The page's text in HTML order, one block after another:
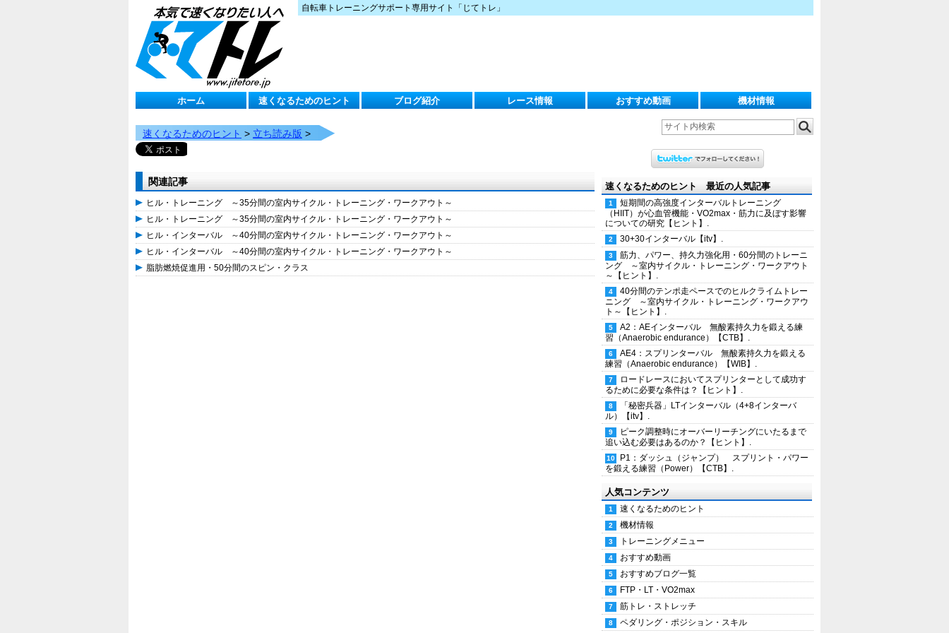
自転車トレーニングサポート専用サイト「じてトレ」
ホーム 速くなるためのヒント ブログ紹介 レース情報 おすすめ動画 機材情報
速くなるためのヒント > 立ち読み版 >
関連記事
ヒル・トレーニング ～35分間の室内サイクル・トレーニング・ワークアウト～
ヒル・トレーニング ～35分間の室内サイクル・トレーニング・ワークアウト～
ヒル・インターバル ～40分間の室内サイクル・トレーニング・ワークアウト～
ヒル・インターバル ～40分間の室内サイクル・トレーニング・ワークアウト～
脂肪燃焼促進用・50分間のスピン・クラス
速くなるためのヒント 最近の人気記事
短期間の高強度インターバルトレーニング
（HIIT）が心血管機能・VO2max・筋力に及ぼす影響
についての研究【ヒント】.
30+30インターバル【itv】.
筋力、パワー、持久力強化用・60分間のトレーニ
ング ～室内サイクル・トレーニング・ワークアウト
～【ヒント】.
40分間のテンポ走ペースでのヒルクライムトレー
ニング ～室内サイクル・トレーニング・ワークアウ
ト～【ヒント】.
A2：AEインターバル 無酸素持久力を鍛える練
習（Anaerobic endurance）【CTB】.
AE4：スプリンターバル 無酸素持久力を鍛える
練習（Anaerobic endurance）【WIB】.
ロードレースにおいてスプリンターとして成功す
るために必要な条件は？【ヒント】.
「秘密兵器」LTインターバル（4+8インターバ
ル）【itv】.
ピーク調整時にオーバーリーチングにいたるまで
追い込む必要はあるのか？【ヒント】.
P1：ダッシュ（ジャンプ） スプリント・パワー
を鍛える練習（Power）【CTB】.
人気コンテンツ
速くなるためのヒント
機材情報
トレーニングメニュー
おすすめ動画
おすすめブログ一覧
FTP・LT・VO2max
筋トレ・ストレッチ
ペダリング・ポジション・スキル